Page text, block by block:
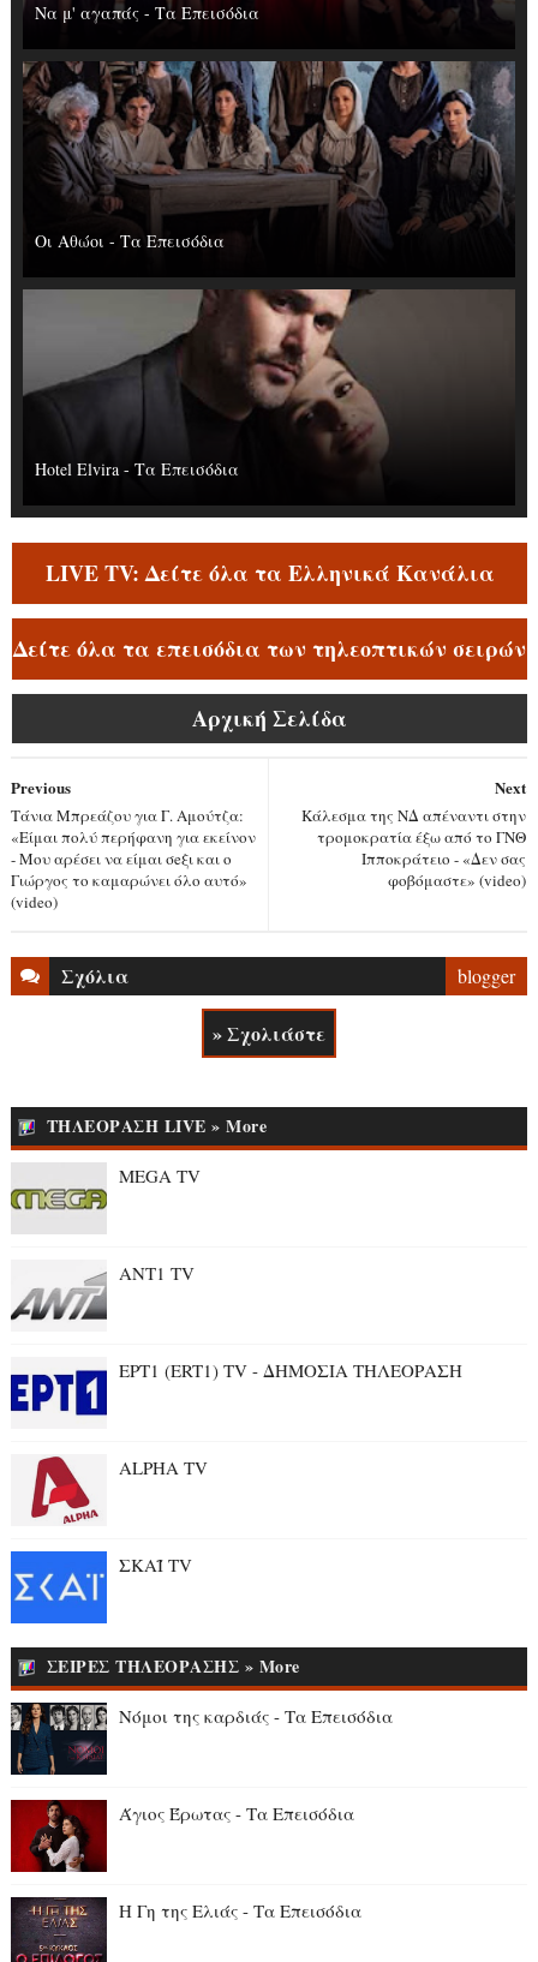
Να μ' αγαπάς - Τα Επεισόδια
Οι Αθώοι - Τα Επεισόδια
Hotel Elvira - Τα Επεισόδια
LIVE TV: Δείτε όλα τα Ελληνικά Κανάλια
Δείτε όλα τα επεισόδια των τηλεοπτικών σειρών
Αρχική Σελίδα
Next
Κάλεσμα της ΝΔ απέναντι στην
τρομοκρατία έξω από το ΓΝΘ
Ιπποκράτειο - «Δεν σας
φοβόμαστε» (video)
Previous
Τάνια Μπρεάζου για Γ. Αμούτζα:
«Είμαι πολύ περήφανη για εκείνον
- Μου αρέσει να είμαι σeξι και ο
Γιώργος το καμαρώνει όλο αυτό»
(video)
Σχόλια blogger
» Σχολιάστε
ΤΗΛΕΟΡΑΣΗ LIVE » More
MEGA TV
ANT1 TV
ΕΡΤ1 (ERT1) TV - ΔΗΜΟΣΙΑ ΤΗΛΕΟΡΑΣΗ
ALPHA TV
ΣΚΑΪ TV
ΣΕΙΡΕΣ ΤΗΛΕΟΡΑΣΗΣ » More
Νόμοι της καρδιάς - Τα Επεισόδια
Άγιος Έρωτας - Τα Επεισόδια
Η Γη της Ελιάς - Τα Επεισόδια